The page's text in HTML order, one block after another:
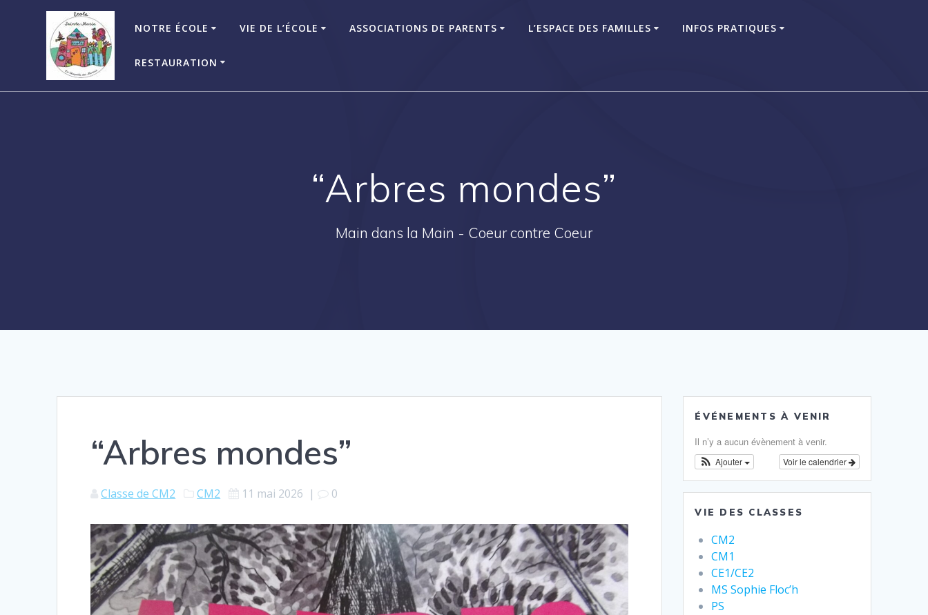
NOTRE ÉCOLE VIE DE L’ÉCOLE ASSOCIATIONS DE PARENTS L’ESPACE DES FAMILLES INFOS PRATIQUES
RESTAURATION
“Arbres mondes”
Main dans la Main - Coeur contre Coeur
“Arbres mondes”
Classe de CM2 CM2 11 mai 2026 | 0
ÉVÉNEMENTS À VENIR
Il n’y a aucun évènement à venir.
Voir le calendrier
Ajouter
VIE DES CLASSES
CM2
CM1
CE1/CE2
MS Sophie Floc’h
PS